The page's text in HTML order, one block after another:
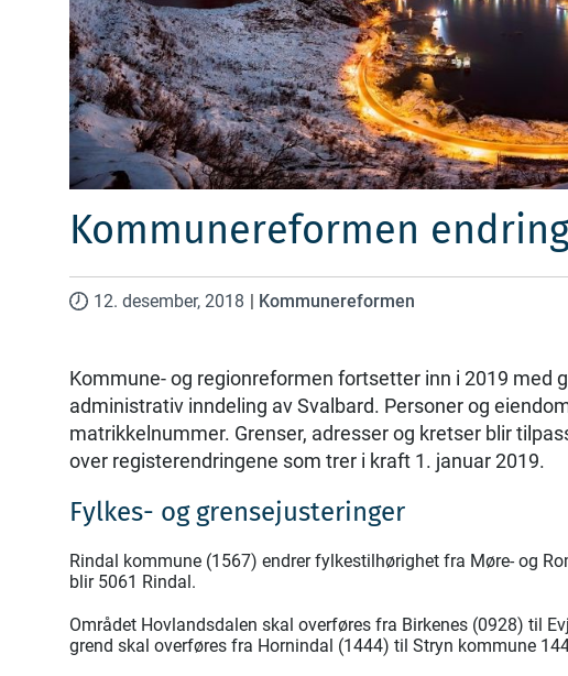
Kommunereformen
12. desember, 2018 | Kommunereformen
Kommune- og regionreformen fortsetter inn i 2019 med
administrativ inndeling av Svalbard. Personer og
matrikkelnummer. Grenser, adresser og kretser blir
over registerendringene som trer i kraft 1. januar 2019.
Fylkes- og grensejusteringer
Rindal kommune (1567) endrer fylkestilhørighet fra Møre- og
blir 5061 Rindal.
Området Hovlandsdalen skal overføres fra Birkenes (0928) til
grend skal overføres fra Hornindal (1444) til Stryn kommune